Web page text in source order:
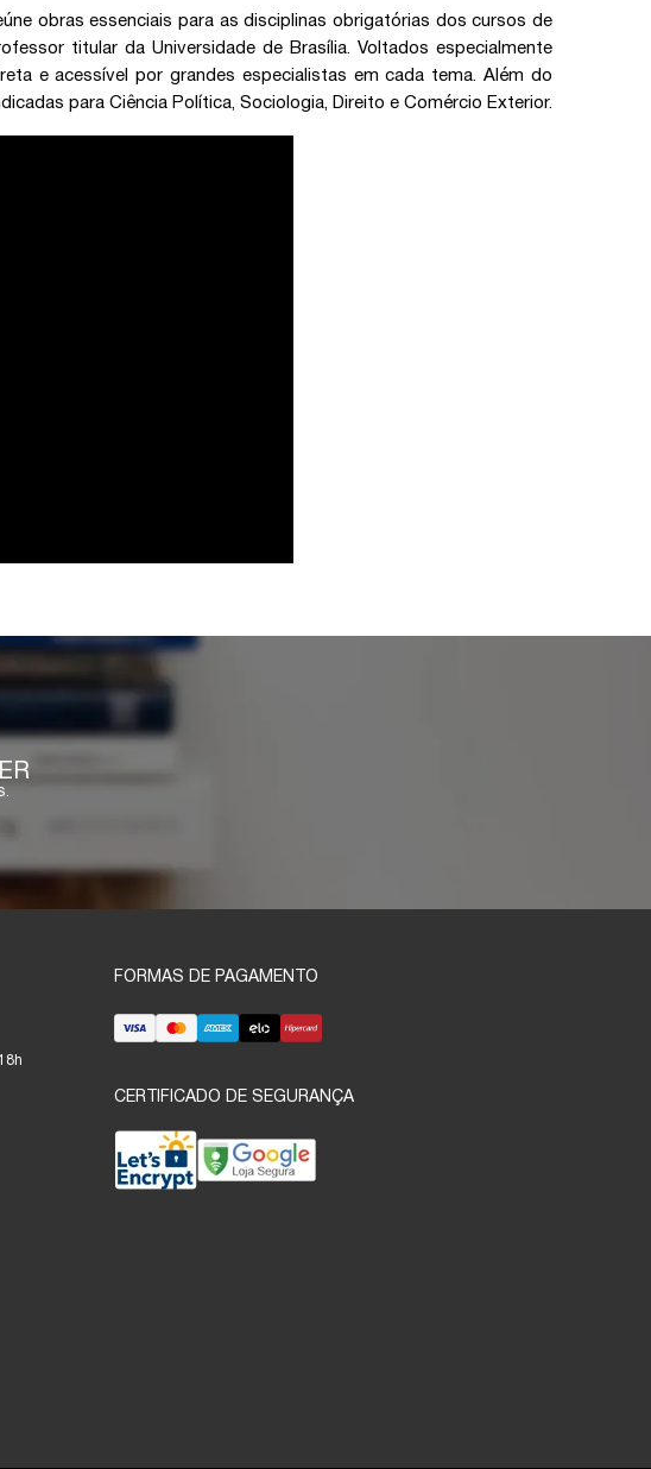
obras essenciais para as disciplinas obrigatórias dos cursos de
titular da Universidade de Brasília. Voltados especialmente
e acessível por grandes especialistas em cada tema. Além do
para Ciência Política, Sociologia, Direito e Comércio Exterior.
FORMAS DE PAGAMENTO
CERTIFICADO DE SEGURANÇA